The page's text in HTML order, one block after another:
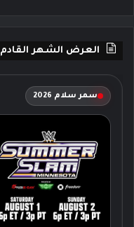
العرض الشهر القادم
سمر سلام 2026